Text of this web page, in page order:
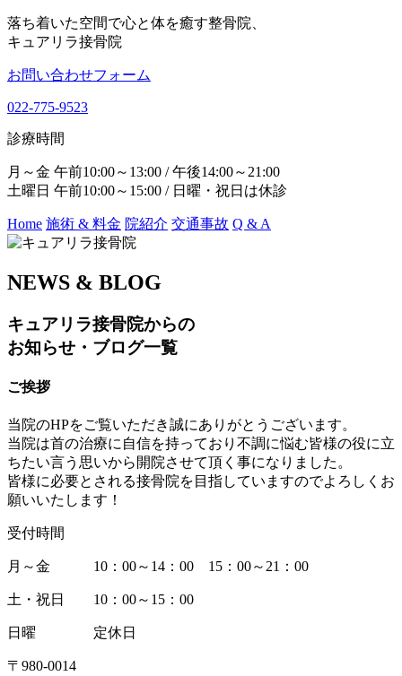
落ち着いた空間で心と体を癒す整骨院、
キュアリラ接骨院
お問い合わせフォーム
022-775-9523
診療時間
月～金 午前10:00～13:00 / 午後14:00～21:00
土曜日 午前10:00～15:00 / 日曜・祝日は休診
Home 施術 & 料金 院紹介 交通事故 Q & A
NEWS & BLOG
キュアリラ接骨院からの
お知らせ・ブログ一覧
ご挨拶
当院のHPをご覧いただき誠にありがとうございます。
当院は首の治療に自信を持っており不調に悩む皆様の役に立
ちたい言う思いから開院させて頂く事になりました。
皆様に必要とされる接骨院を目指していますのでよろしくお
願いいたします！
受付時間
月～金 10：00～14：00 15：00～21：00
土・祝日 10：00～15：00
日曜 定休日
〒980-0014